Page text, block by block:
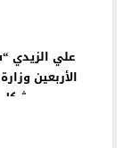
علي الزيدي
الأربعين